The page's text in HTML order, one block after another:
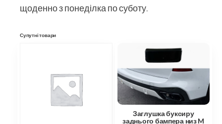
щоденно з понеділка по суботу.
Супутні товари
Заглушка буксиру
заднього бампера низ M